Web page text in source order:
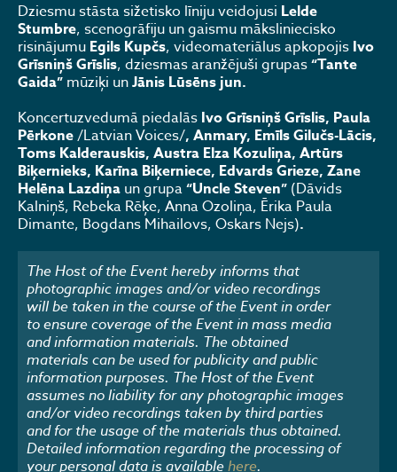
Dziesmu stāsta sižetisko līniju veidojusi Lelde
Stumbre, scenogrāfiju un gaismu māksliniecisko
risinājumu Egils Kupčs, videomateriālus apkopojis Ivo
Grīsniņš Grīslis, dziesmas aranžējuši grupas“Tante
Gaida” mūziķi unJānis Lūsēns jun.
Koncertuzvedumā piedalās Ivo Grīsniņš Grīslis, Paula
Pērkone/Latvian Voices/, Anmary, Emīls Gilučs-Lācis,
Toms Kalderauskis, Austra Elza Kozuliņa, Artūrs
Biķernieks, Karīna Biķerniece, Edvards Grieze, Zane
Helēna Lazdiņa un grupa“Uncle Steven” (Dāvids
Kalniņš, Rebeka Rēķe, Anna Ozoliņa, Ērika Paula
Dimante, Bogdans Mihailovs, Oskars Nejs).
The Host of the Event hereby informs that
photographic images and/or video recordings
will be taken in the course of the Event in order
to ensure coverage of the Event in mass media
and information materials. The obtained
materials can be used for publicity and public
information purposes. The Host of the Event
assumes no liability for any photographic images
and/or video recordings taken by third parties
and for the usage of the materials thus obtained.
Detailed information regarding the processing of
your personal data is availablehere.